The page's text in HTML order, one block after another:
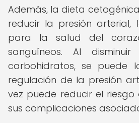
Además, la dieta
reducir la presión arterial,
para la salud del
sanguíneos. Al
carbohidratos, se puede
regulación de la presión
vez puede reducir el riesgo
sus complicaciones